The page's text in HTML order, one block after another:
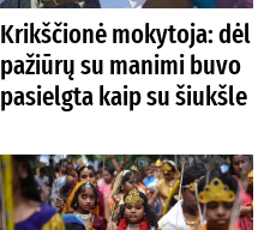
Krikščionė mokytoja: dėl
pažiūrų su manimi buvo
pasielgta kaip su šiukšle